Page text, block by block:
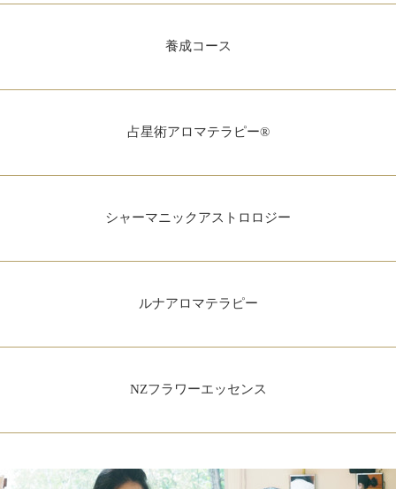
養成コース
占星術アロマテラピー®
シャーマニックアストロロジー
ルナアロマテラピー
NZフラワーエッセンス